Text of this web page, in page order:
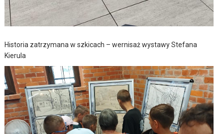
Historia zatrzymana w szkicach – wernisaż wystawy Stefana
Kierula